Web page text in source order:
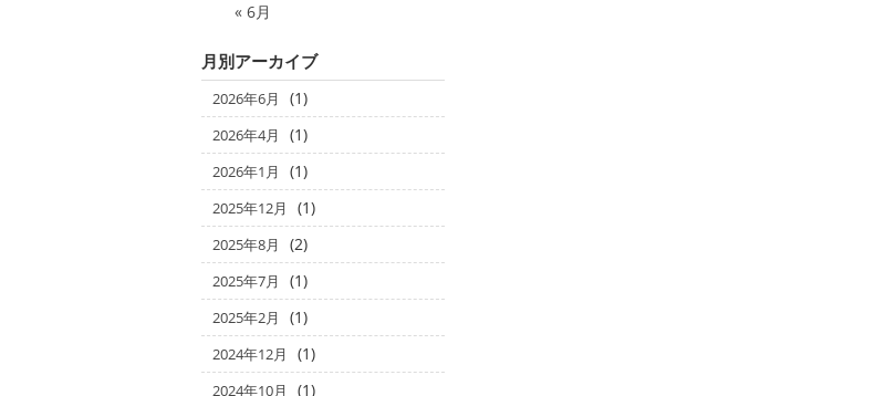
« 6月
月別アーカイブ
2026年6月 (1)
2026年4月 (1)
2026年1月 (1)
2025年12月 (1)
2025年8月 (2)
2025年7月 (1)
2025年2月 (1)
2024年12月 (1)
2024年10月 (1)